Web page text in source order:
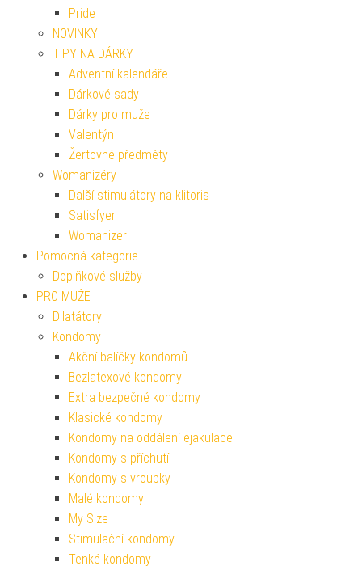
Pride
NOVINKY
TIPY NA DÁRKY
Adventní kalendáře
Dárkové sady
Dárky pro muže
Valentýn
Žertovné předměty
Womanizéry
Další stimulátory na klitoris
Satisfyer
Womanizer
Pomocná kategorie
Doplňkové služby
PRO MUŽE
Dilatátory
Kondomy
Akční balíčky kondomů
Bezlatexové kondomy
Extra bezpečné kondomy
Klasické kondomy
Kondomy na oddálení ejakulace
Kondomy s příchutí
Kondomy s vroubky
Malé kondomy
My Size
Stimulační kondomy
Tenké kondomy